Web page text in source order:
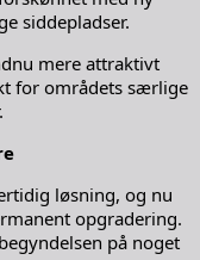
siddepladser.
mere attraktivt
for områdets særlige
løsning, og nu
opgradering.
på noget